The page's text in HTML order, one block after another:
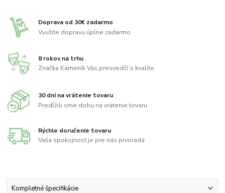
Doprava od 30€ zadarmo
Využite dopravu úplne zadarmo
8 rokov na trhu
Značka Kameník Vás presvedčí o kvalite
30 dní na vrátenie tovaru
Predĺžili sme dobu na vrátenie tovaru
Rýchle doručenie tovaru
Vaša spokojnosť je pre nás prvoradá
Kompletné špecifikácie